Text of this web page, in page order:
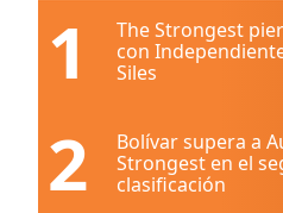
1
The Strongest
con
Siles
2
Bolívar supera a
Strongest en el
clasificación